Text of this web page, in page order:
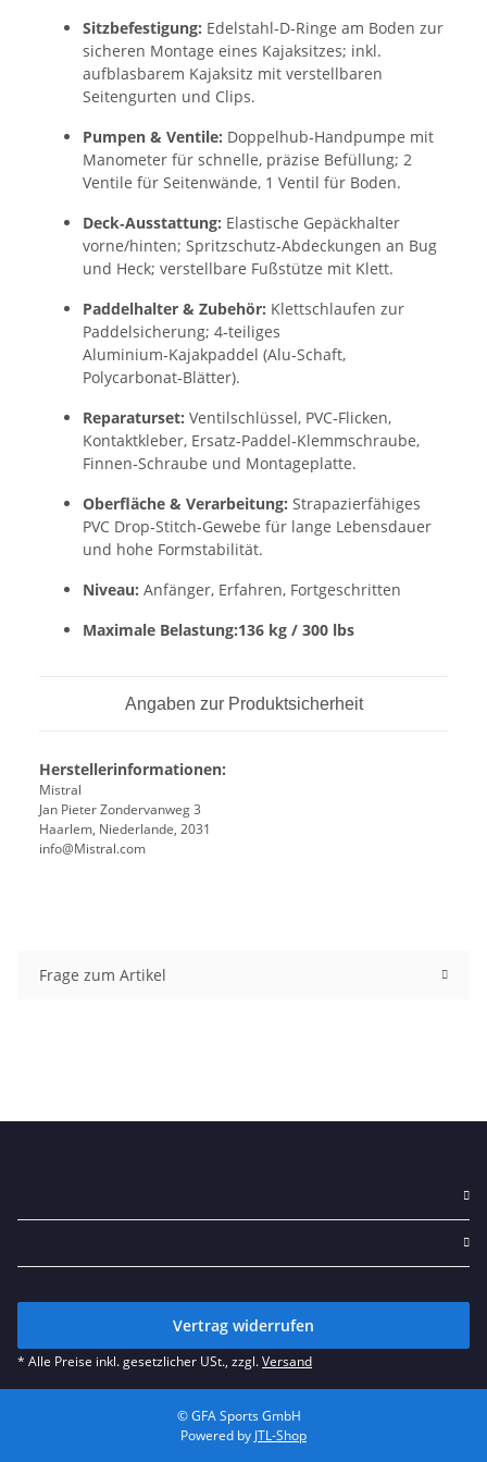
Sitzbefestigung: Edelstahl‑D‑Ringe am Boden zur
sicheren Montage eines Kajaksitzes; inkl.
aufblasbarem Kajaksitz mit verstellbaren
Seitengurten und Clips.
Pumpen & Ventile: Doppelhub‑Handpumpe mit
Manometer für schnelle, präzise Befüllung; 2
Ventile für Seitenwände, 1 Ventil für Boden.
Deck‑Ausstattung: Elastische Gepäckhalter
vorne/hinten; Spritzschutz‑Abdeckungen an Bug
und Heck; verstellbare Fußstütze mit Klett.
Paddelhalter & Zubehör: Klettschlaufen zur
Paddelsicherung; 4‑teiliges
Aluminium‑Kajakpaddel (Alu‑Schaft,
Polycarbonat‑Blätter).
Reparaturset: Ventilschlüssel, PVC‑Flicken,
Kontaktkleber, Ersatz‑Paddel‑Klemmschraube,
Finnen‑Schraube und Montageplatte.
Oberfläche & Verarbeitung: Strapazierfähiges
PVC Drop‑Stitch‑Gewebe für lange Lebensdauer
und hohe Formstabilität.
Niveau: Anfänger, Erfahren, Fortgeschritten
Maximale Belastung:136 kg / 300 lbs
Angaben zur Produktsicherheit
Herstellerinformationen:
Mistral
Jan Pieter Zondervanweg 3
Haarlem, Niederlande, 2031
info@Mistral.com
Frage zum Artikel
Vertrag widerrufen
* Alle Preise inkl. gesetzlicher USt., zzgl.Versand
© GFA Sports GmbH
Powered by JTL-Shop